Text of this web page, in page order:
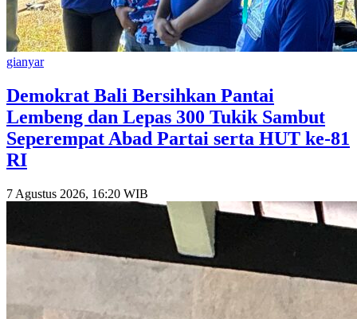
gianyar
Demokrat Bali Bersihkan Pantai
Lembeng dan Lepas 300 Tukik Sambut
Seperempat Abad Partai serta HUT ke-81
RI
7 Agustus 2026, 16:20 WIB